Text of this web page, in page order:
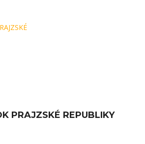
PRAJZSKÉ REPUBLIKY